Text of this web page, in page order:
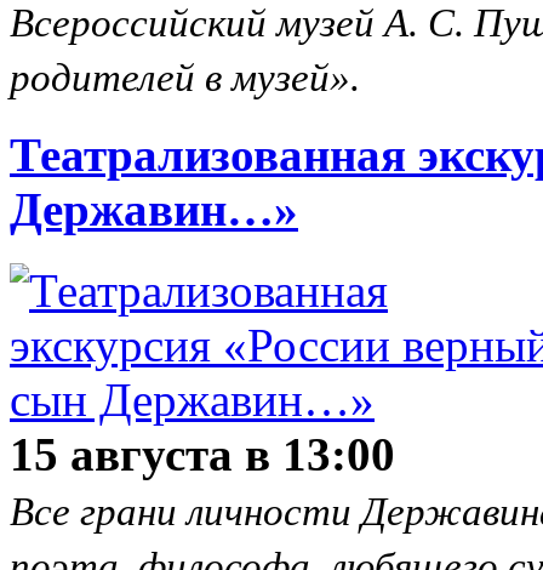
Всероссийский музей А. С.
родителей в музей».
Театрализованная
Державин…»
15 августа в 13:00
Все грани личности